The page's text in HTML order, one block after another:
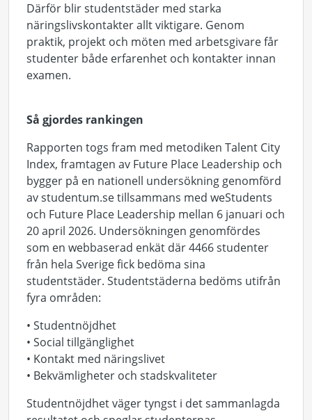
Därför blir studentstäder med starka
näringslivskontakter allt viktigare. Genom
praktik, projekt och möten med arbetsgivare får
studenter både erfarenhet och kontakter innan
examen.
Så gjordes rankingen
Rapporten togs fram med metodiken Talent City
Index, framtagen av Future Place Leadership och
bygger på en nationell undersökning genomförd
av studentum.se tillsammans med weStudents
och Future Place Leadership mellan 6 januari och
20 april 2026. Undersökningen genomfördes
som en webbaserad enkät där 4466 studenter
från hela Sverige fick bedöma sina
studentstäder. Studentstäderna bedöms utifrån
fyra områden:
• Studentnöjdhet
• Social tillgänglighet
• Kontakt med näringslivet
• Bekvämligheter och stadskvaliteter
Studentnöjdhet väger tyngst i det sammanlagda